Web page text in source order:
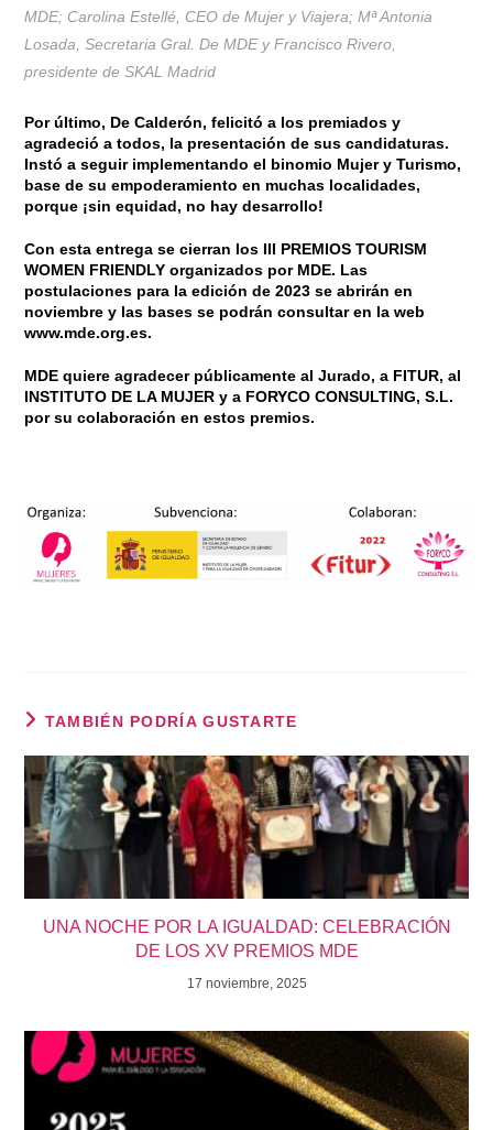
MDE; Carolina Estellé, CEO de Mujer y Viajera; Mª Antonia
Losada, Secretaria Gral. De MDE y Francisco Rivero,
presidente de SKAL Madrid
Por último, De Calderón, felicitó a los premiados y
agradeció a todos, la presentación de sus candidaturas.
Instó a seguir implementando el binomio Mujer y Turismo,
base de su empoderamiento en muchas localidades,
porque ¡sin equidad, no hay desarrollo!
Con esta entrega se cierran los III PREMIOS TOURISM
WOMEN FRIENDLY organizados por MDE. Las
postulaciones para la edición de 2023 se abrirán en
noviembre y las bases se podrán consultar en la web
www.mde.org.es.
MDE quiere agradecer públicamente al Jurado, a FITUR, al
INSTITUTO DE LA MUJER y a FORYCO CONSULTING, S.L.
por su colaboración en estos premios.
TAMBIÉN PODRÍA GUSTARTE
UNA NOCHE POR LA IGUALDAD: CELEBRACIÓN
DE LOS XV PREMIOS MDE
17 noviembre, 2025